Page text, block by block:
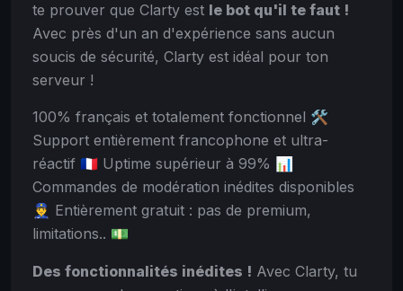
te prouver que Clarty est le bot qu'il te faut !
Avec près d'un an d'expérience sans aucun
soucis de sécurité, Clarty est idéal pour ton
serveur !
100% français et totalement fonctionnel 🛠️
Support entièrement francophone et ultra-
réactif 🇫🇷 Uptime supérieur à 99% 📊
Commandes de modération inédites disponibles
👮‍♂️ Entièrement gratuit : pas de premium,
limitations.. 💵
Des fonctionnalités inédites ! Avec Clarty, tu